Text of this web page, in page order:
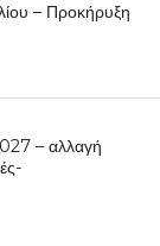
– Προκήρυξη
– αλλαγή